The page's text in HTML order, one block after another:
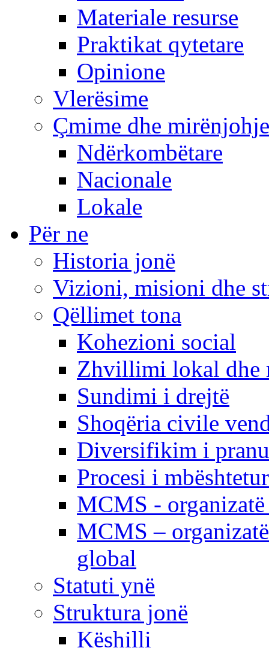
Materiale resurse
Praktikat qytetare
Opinione
Vlerësime
Çmime dhe mirënjohje
Ndërkombëtare
Nacionale
Lokale
Për ne
Historia jonë
Vizioni, misioni dhe
Qëllimet tona
Kohezioni social
Zhvillimi lokal dhe
Sundimi i drejtë
Shoqëria civile
Diversifikim i
Procesi i
MCMS -
MCMS –
global
Statuti ynë
Struktura jonë
Këshilli